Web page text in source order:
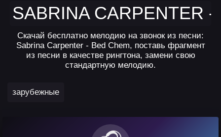
SABRINA CARPENTER -
Скачай бесплатно мелодию на звонок из песни:
Sabrina Carpenter - Bed Chem, поставь фрагмент
из песни в качестве рингтона, замени свою
стандартную мелодию.
зарубежные